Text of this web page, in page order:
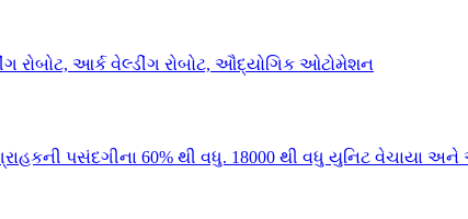
ગ્રાહકની પસંદગીના 60% થી વધુ. 18000 થી વધુ યુનિટ